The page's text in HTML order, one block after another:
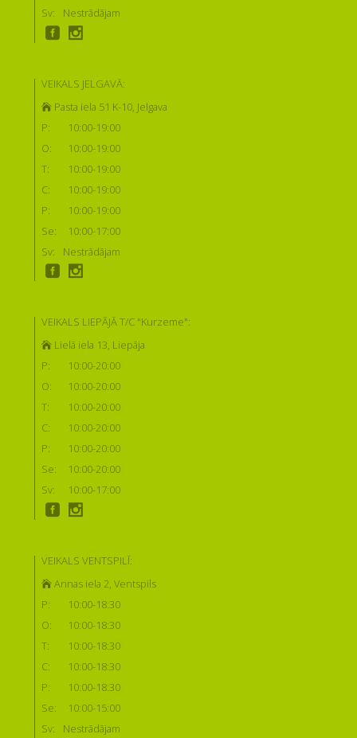
Sv:
Nestrādājam
VEIKALS JELGAVĀ:
Pasta iela 51 K-10, Jelgava
P:
10:00-19:00
O:
10:00-19:00
T:
10:00-19:00
C:
10:00-19:00
P:
10:00-19:00
Se:
10:00-17:00
Sv:
Nestrādājam
VEIKALS LIEPĀJĀ T/C "Kurzeme":
Lielā iela 13, Liepāja
P:
10:00-20:00
O:
10:00-20:00
T:
10:00-20:00
C:
10:00-20:00
P:
10:00-20:00
Se:
10:00-20:00
Sv:
10:00-17:00
VEIKALS VENTSPILĪ:
Annas iela 2, Ventspils
P:
10:00-18:30
O:
10:00-18:30
T:
10:00-18:30
C:
10:00-18:30
P:
10:00-18:30
Se:
10:00-15:00
Sv:
Nestrādājam